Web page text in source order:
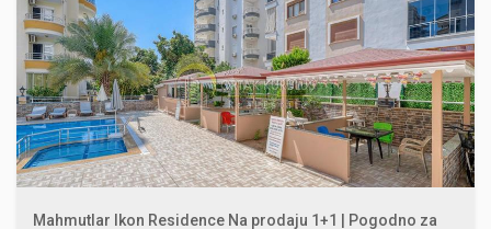
Mahmutlar Ikon Residence Na prodaju 1+1 | Pogodno za